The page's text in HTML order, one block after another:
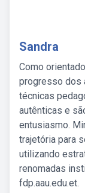
Sandra
Como
progresso dos
técnicas
autênticas e
entusiasmo.
trajetória para
utilizando
renomadas
fdp.aau.edu.et.